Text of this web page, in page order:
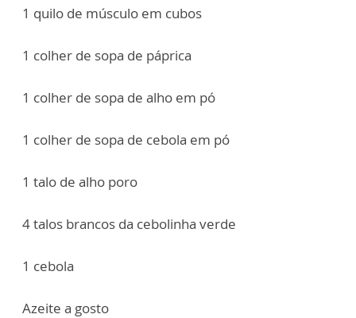
1 quilo de músculo em cubos
1 colher de sopa de páprica
1 colher de sopa de alho em pó
1 colher de sopa de cebola em pó
1 talo de alho poro
4 talos brancos da cebolinha verde
1 cebola
Azeite a gosto